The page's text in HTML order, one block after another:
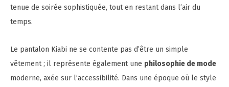
tenue de soirée sophistiquée, tout en restant dans l’air du
temps.
Le pantalon Kiabi ne se contente pas d’être un simple
vêtement ; il représente également une philosophie de mode
moderne, axée sur l’accessibilité. Dans une époque où le style